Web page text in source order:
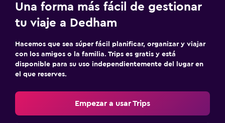
Una forma más fácil de gestionar
tu viaje a Dedham
Hacemos que sea súper fácil planificar, organizar y viajar
con los amigos o la familia. Trips es gratis y está
disponible para su uso independientemente del lugar en
el que reserves.
Empezar a usar Trips